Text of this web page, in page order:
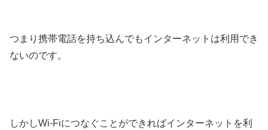
つまり携帯電話を持ち込んでもインターネットは利用でき
ないのです。
しかしWi-Fiにつなぐことができればインターネットを利